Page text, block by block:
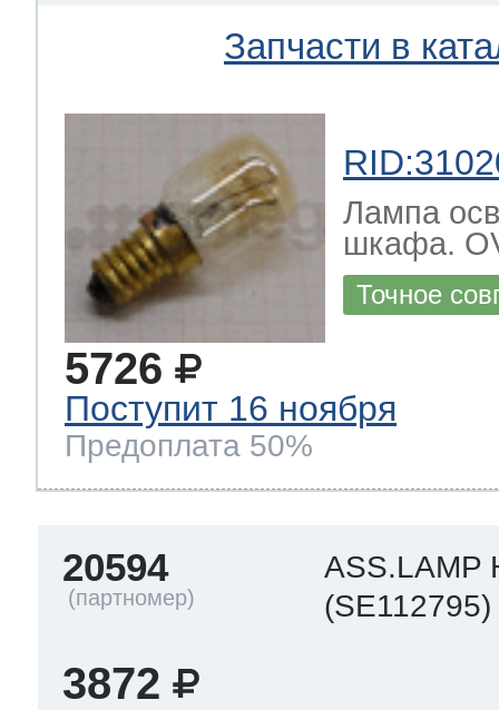
Запчасти в
Лампа
шкафа.
Точное
5726
Поступит 16 ноября
Предоплата 50%
20594
ASS.LAMP
(SE112795)
3872